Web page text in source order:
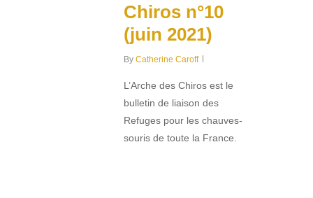
Chiros n°10
(juin 2021)
By Catherine Caroff
L’Arche des Chiros est le
bulletin de liaison des
Refuges pour les chauves-
souris de toute la France.